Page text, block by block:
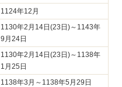
1124年12月
1130年2月14日(23日)～1143年
9月24日
1130年2月14日(23日)～1138年
1月25日
1138年3月～1138年5月29日